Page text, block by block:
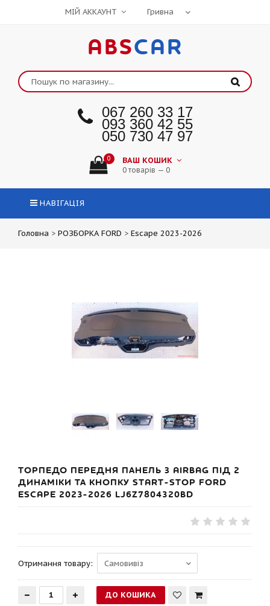
МІЙ АККАУНТ
ABSCAR
067 260 33 17
093 360 42 55
050 730 47 97
0 ВАШ КОШИК
0 товарів — 0
НАВІГАЦІЯ
Головна > РОЗБОРКА FORD > Escape 2023-2026
ТОРПЕДО ПЕРЕДНЯ ПАНЕЛЬ З AIRBAG ПІД 2
ДИНАМІКИ ТА КНОПКУ START-STOP FORD
ESCAPE 2023-2026 LJ6Z7804320BD
Отримання товару: